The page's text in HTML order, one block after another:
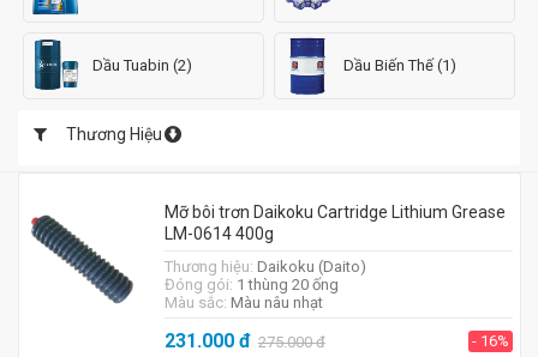
Dầu Tuabin (2) Dầu Biến Thế (1)
Thương Hiệu
Mỡ bôi trơn Daikoku Cartridge Lithium Grease
LM-0614 400g
Thương hiệu: Daikoku (Daito)
Đóng gói: 1 thùng 20 ống
Màu sắc: Màu nâu nhạt
231.000đ 275.000đ - 16%